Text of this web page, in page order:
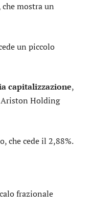
che mostra un
un piccolo
capitalizzazione,
Ariston Holding
, che cede il 2,88%.
frazionale